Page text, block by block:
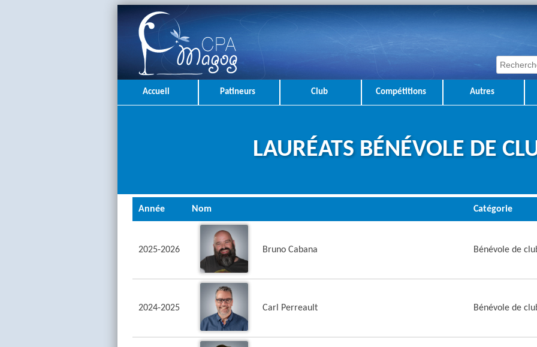
Accueil Patineurs Club Compétitions Autres
LAURÉATS BÉNÉVOLE DE
Année Nom Catégorie
2025-2026 Bruno Cabana Bénévole de
2024-2025 Carl Perreault Bénévole de